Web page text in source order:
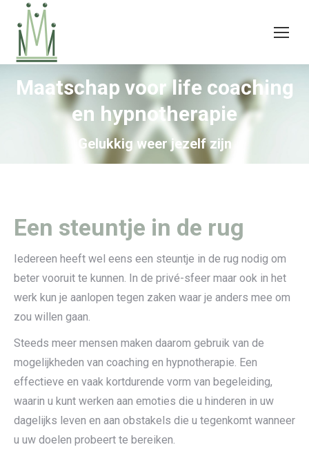
Maatschap voor life coaching
en hypnotherapie
Gelukkig weer jezelf zijn
Een steuntje in de rug
Iedereen heeft wel eens een steuntje in de rug nodig om
beter vooruit te kunnen. In de privé-sfeer maar ook in het
werk kun je aanlopen tegen zaken waar je anders mee om
zou willen gaan.
Steeds meer mensen maken daarom gebruik van de
mogelijkheden van coaching en hypnotherapie. Een
effectieve en vaak kortdurende vorm van begeleiding,
waarin u kunt werken aan emoties die u hinderen in uw
dagelijks leven en aan obstakels die u tegenkomt wanneer
u uw doelen probeert te bereiken.